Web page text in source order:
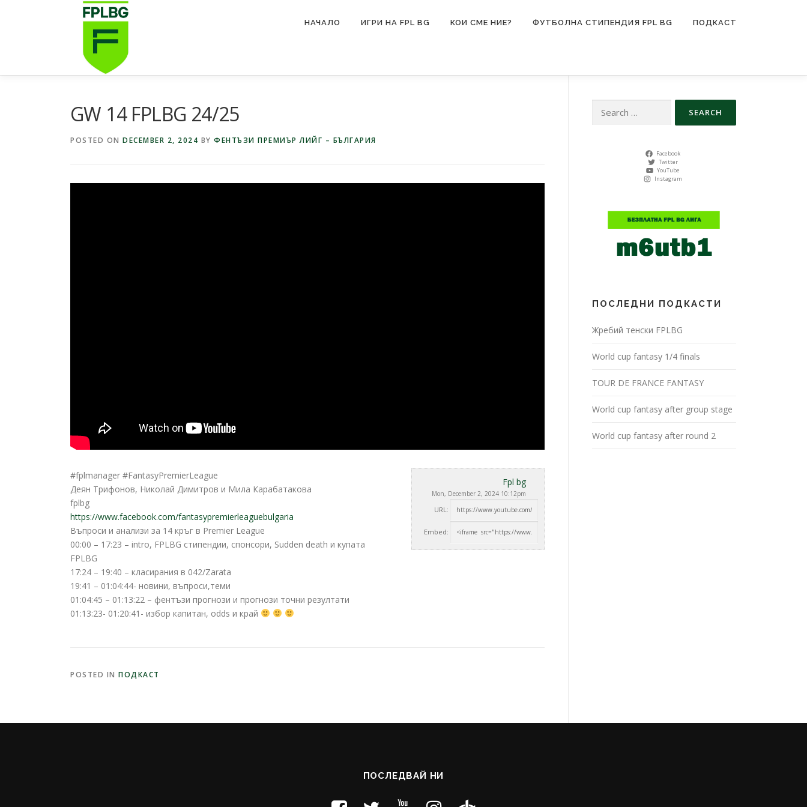
НАЧАЛО ИГРИ НА FPL BG КОИ СМЕ НИЕ? ФУТБОЛНА СТИПЕНДИЯ FPL BG ПОДКАСТ
GW 14 FPLBG 24/25
POSTED ON DECEMBER 2, 2024 BY ФЕНТЪЗИ ПРЕМИЪР ЛИЙГ – БЪЛГАРИЯ
Fpl bg
Mon, December 2, 2024 10:12pm
URL:
Embed:
#fplmanager #FantasyPremierLeague
Деян Трифонов, Николай Димитров и Мила Карабатакова
fplbg
https://www.facebook.com/fantasypremierleaguebulgaria
Въпроси и анализи за 14 кръг в Premier League
00:00 – 17:23 – intro, FPLBG стипендии, спонсори, Sudden death и купата
FPLBG
17:24 – 19:40 – класирания в 042/Zarata
19:41 – 01:04:44- новини, въпроси,теми
01:04:45 – 01:13:22 – фентъзи прогнози и прогнози точни резултати
01:13:23- 01:20:41- избор капитан, odds и край
POSTED IN ПОДКАСТ
for:
Facebook
Twitter
YouTube
Instagram
ПОСЛЕДНИ ПОДКАСТИ
Жребий тенски FPLBG
World cup fantasy 1/4 finals
TOUR DE FRANCE FANTASY
World cup fantasy after group stage
World cup fantasy after round 2
ПОСЛЕДВАЙ НИ